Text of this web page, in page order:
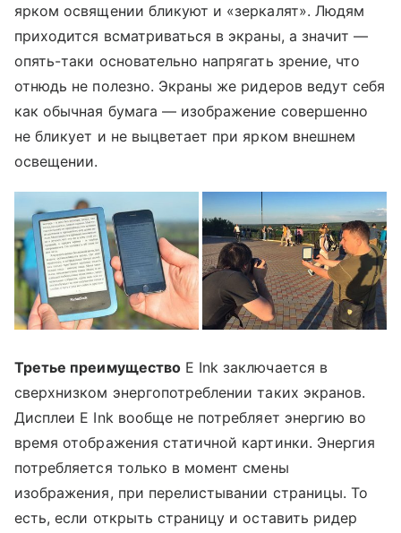
ярком освящении бликуют и «зеркалят». Людям
приходится всматриваться в экраны, а значит —
опять-таки основательно напрягать зрение, что
отнюдь не полезно. Экраны же ридеров ведут себя
как обычная бумага — изображение совершенно
не бликует и не выцветает при ярком внешнем
освещении.
Третье преимуществоE Ink заключается в
сверхнизком энергопотреблении таких экранов.
Дисплеи E Ink вообще не потребляет энергию во
время отображения статичной картинки. Энергия
потребляется только в момент смены
изображения, при перелистывании страницы. То
есть, если открыть страницу и оставить ридер